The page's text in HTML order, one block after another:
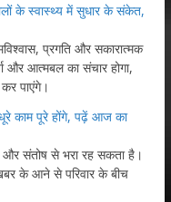
के स्वास्थ्य में सुधार के संकेत,
प्रगति और सकारात्मक
आत्मबल का संचार होगा,
पाएंगे।
काम पूरे होंगे, पढ़ें आज का
संतोष से भरा रह सकता है।
के आने से परिवार के बीच